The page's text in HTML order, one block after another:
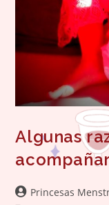
Algunas
AutorPrincesas